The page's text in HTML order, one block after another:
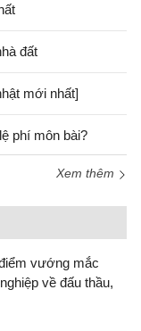
đất
mới nhất]
phí môn bài?
Xem thêm
vướng mắc
về đấu thầu,